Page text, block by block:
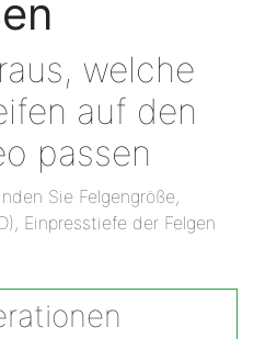
welche
auf den
passen
Sie Felgengröße,
Einpresstiefe der Felgen